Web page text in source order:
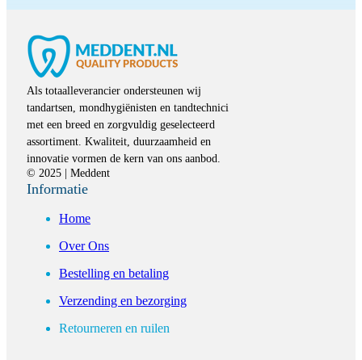
Als totaalleverancier ondersteunen wij
tandartsen, mondhygiënisten en tandtechnici
met een breed en zorgvuldig geselecteerd
assortiment. Kwaliteit, duurzaamheid en
innovatie vormen de kern van ons aanbod.
© 2025 | Meddent
Informatie
Home
Over Ons
Bestelling en betaling
Verzending en bezorging
Retourneren en ruilen